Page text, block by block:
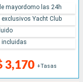
3,170 +Tasas
mayordomo las 24h
exclusivos Yacht Club
incluidas